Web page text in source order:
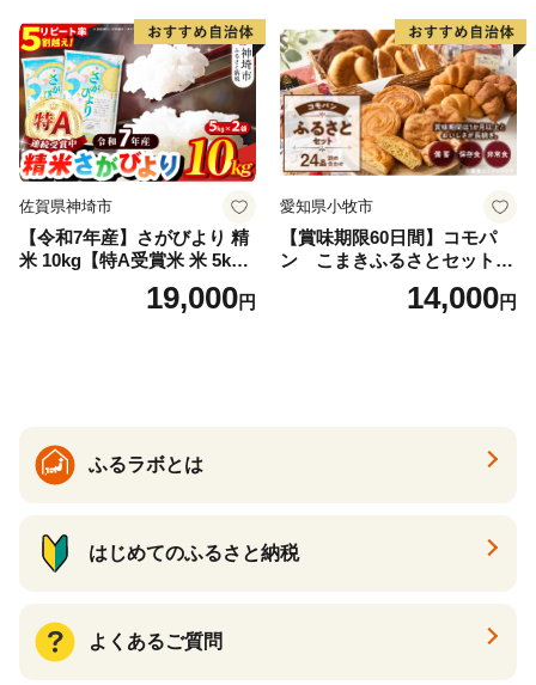
福島県 南相馬市 cu006-ae
佐賀県神埼市
【令和7年産】さがびより 精
米 10kg【特A受賞米 米 5kg×
2袋 お米 コメ こめ 国産 美味
しい ブランド米 人気 ランキ
19,000円
愛知県小牧市
【賞味期限60日間】コモパ
ン こまきふるさとセット
（24個入り）／災害用備蓄
保存食 非常食 防災グッズに
14,000円
ふるラボとは
はじめてのふるさと納税
よくあるご質問